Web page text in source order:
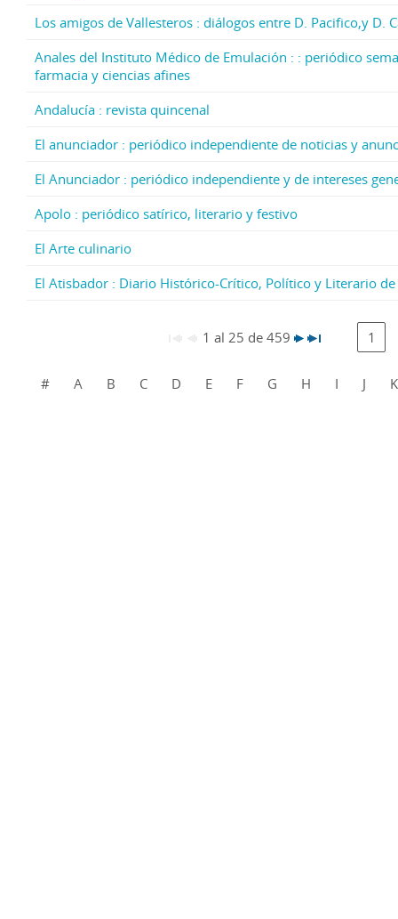
Los amigos de Vallesteros : diálogos entre D. Pacifico,y D.
Anales del Instituto Médico de Emulación : : periódico
farmacia y ciencias afines
Andalucía : revista quincenal
El anunciador : periódico independiente de noticias y
El Anunciador : periódico independiente y de intereses
Apolo : periódico satírico, literario y festivo
El Arte culinario
El Atisbador : Diario Histórico-Crítico, Político y Literario
1 al 25 de 459 1
# A B C D E F G H I J K